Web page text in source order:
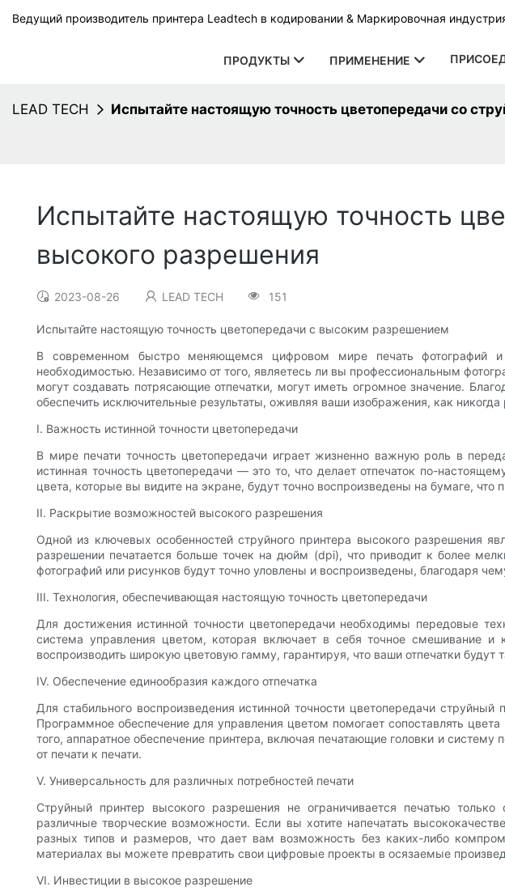
Ведущий производитель принтера Leadtech в кодировании & Маркировочная
ПРОДУКТЫ ПРИМЕНЕНИЕ
LEAD TECH Испытайте настоящую точность цветопередачи со
Испытайте настоящую точность
высокого разрешения
2023-08-26 LEAD TECH 151
Испытайте настоящую точность цветопередачи с высоким разрешением
В современном быстро меняющемся цифровом мире печать фотографий
необходимостью. Независимо от того, являетесь ли вы профессиональным
могут создавать потрясающие отпечатки, могут иметь огромное значение.
обеспечить исключительные результаты, оживляя ваши изображения, как никогда
I. Важность истинной точности цветопередачи
В мире печати точность цветопередачи играет жизненно важную роль в
истинная точность цветопередачи — это то, что делает отпечаток по-
цвета, которые вы видите на экране, будут точно воспроизведены на бумаге,
II. Раскрытие возможностей высокого разрешения
Одной из ключевых особенностей струйного принтера высокого разрешения
разрешении печатается больше точек на дюйм (dpi), что приводит к более
фотографий или рисунков будут точно уловлены и воспроизведены, благодаря
III. Технология, обеспечивающая настоящую точность цветопередачи
Для достижения истинной точности цветопередачи необходимы передовые
система управления цветом, которая включает в себя точное смешивание
воспроизводить широкую цветовую гамму, гарантируя, что ваши отпечатки
IV. Обеспечение единообразия каждого отпечатка
Для стабильного воспроизведения истинной точности цветопередачи
Программное обеспечение для управления цветом помогает сопоставлять
того, аппаратное обеспечение принтера, включая печатающие головки и
от печати к печати.
V. Универсальность для различных потребностей печати
Струйный принтер высокого разрешения не ограничивается печатью
различные творческие возможности. Если вы хотите напечатать
разных типов и размеров, что дает вам возможность без каких-либо
материалах вы можете превратить свои цифровые проекты в осязаемые
VI. Инвестиции в высокое разрешение